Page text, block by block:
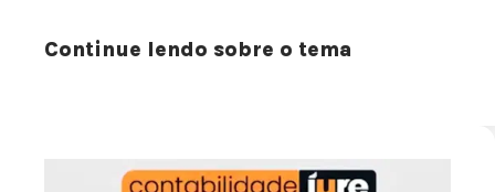
Continue lendo sobre o tema